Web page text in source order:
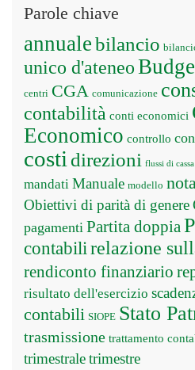
Parole chiave
annualebilancio
unico d'ateneo
centri CGA comunicazione
contabilità conti economici
Economico controllo
costi direzioni flussi di cassa
mandati Manuale modello
Obiettivi di parità di genere
pagamenti Partita doppia
contabilirelazione
rendiconto finanziario
risultato dell'esercizio
contabili SIOPE Stato
trasmissione trattamento
trimestraletrimestre